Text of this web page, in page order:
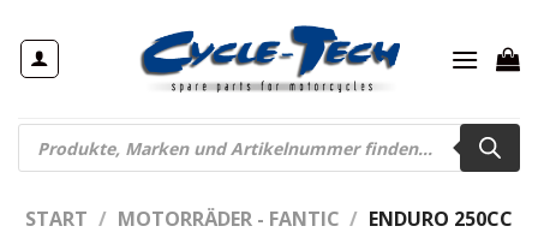
Inhalt
springen
Products
search
START / MOTORRÄDER - FANTIC / ENDURO 250CC